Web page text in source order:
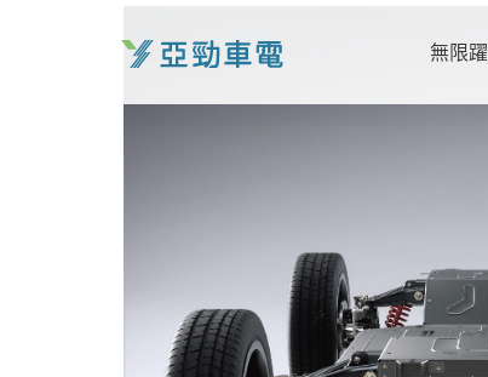
無限